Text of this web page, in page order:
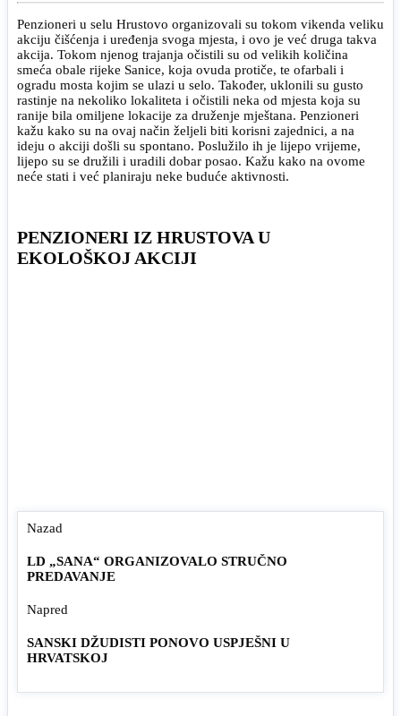
Penzioneri u selu Hrustovo organizovali su tokom vikenda veliku
akciju čišćenja i uređenja svoga mjesta, i ovo je već druga takva
akcija. Tokom njenog trajanja očistili su od velikih količina
smeća obale rijeke Sanice, koja ovuda protiče, te ofarbali i
ogradu mosta kojim se ulazi u selo. Također, uklonili su gusto
rastinje na nekoliko lokaliteta i očistili neka od mjesta koja su
ranije bila omiljene lokacije za druženje mještana. Penzioneri
kažu kako su na ovaj način željeli biti korisni zajednici, a na
ideju o akciji došli su spontano. Poslužilo ih je lijepo vrijeme,
lijepo su se družili i uradili dobar posao. Kažu kako na ovome
neće stati i već planiraju neke buduće aktivnosti.
PENZIONERI IZ HRUSTOVA U
EKOLOŠKOJ AKCIJI
Nazad
LD „SANA“ ORGANIZOVALO STRUČNO
PREDAVANJE
Napred
SANSKI DŽUDISTI PONOVO USPJEŠNI U
HRVATSKOJ